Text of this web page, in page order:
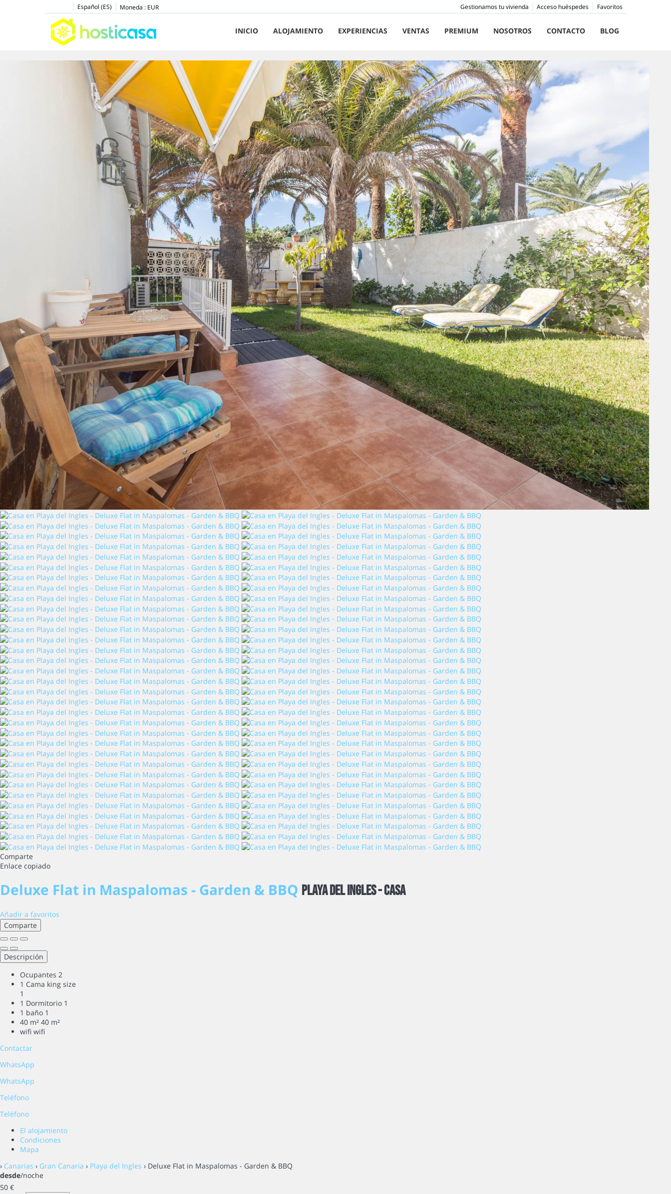
Español (ES) Moneda : EUR Favoritos
Acceso huéspedes
Gestionamos tu vivienda
INICIO ALOJAMIENTO EXPERIENCIAS VENTAS PREMIUM NOSOTROS CONTACTO BLOG
Comparte
Enlace copiado
Deluxe Flat in Maspalomas - Garden & BBQ Playa del Ingles -Casa
Añadir a favoritos
Comparte
Descripción
Ocupantes 2
1 Cama king size
1
1 Dormitorio 1
1 baño 1
40 m² 40 m²
wifi wifi
Contactar
WhatsApp
WhatsApp
Teléfono
Teléfono
El alojamiento
Condiciones
Mapa
› Canarias › Gran Canaria › Playa del Ingles › Deluxe Flat in Maspalomas - Garden & BBQ
desde/noche
50 €